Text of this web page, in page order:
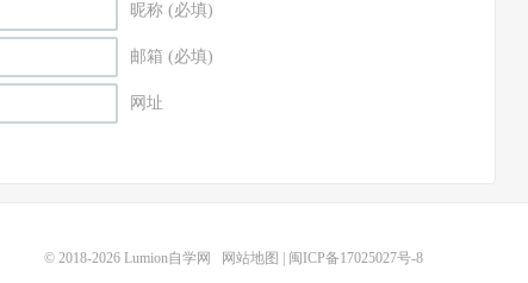
昵称 (必填)
邮箱 (必填)
网址
© 2018-2026 Lumion自学网 网站地图 闽ICP备17025027号-8